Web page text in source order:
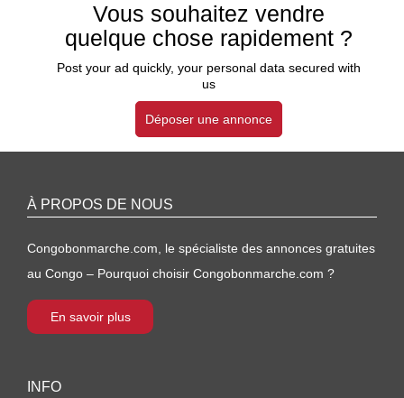
Vous souhaitez vendre
quelque chose rapidement ?
Post your ad quickly, your personal data secured with
us
Déposer une annonce
À PROPOS DE NOUS
Congobonmarche.com, le spécialiste des annonces gratuites
au Congo – Pourquoi choisir Congobonmarche.com ?
En savoir plus
INFO